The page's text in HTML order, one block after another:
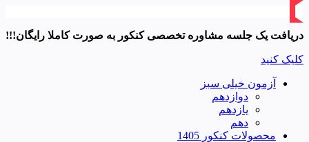
دریافت یک جلسه مشاوره تخصصی کنکور به صورت کاملا رایگان!!!
کلیک کنید
آزمون خیلی سبز
دوازدهم
یازدهم
دهم
محصولات کنکور 1405